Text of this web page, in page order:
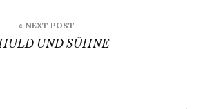
« NEXT POST
UND SÜHNE